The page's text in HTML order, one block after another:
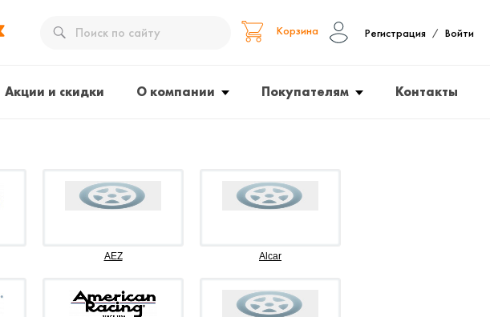
Корзина Регистрация / Войти
Акции и скидки О компании Покупателям Контакты
AEZ Alcar